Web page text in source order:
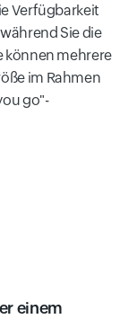
Verfügbarkeit
Sie die
können mehrere
im Rahmen
go"-
einem